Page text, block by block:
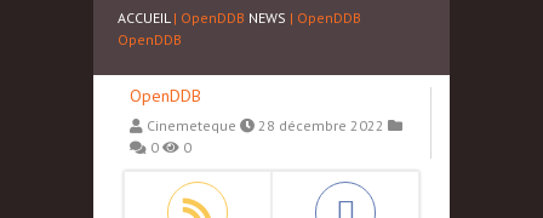
ACCUEIL | OpenDDB NEWS | OpenDDB
OpenDDB
OpenDDB
Cinemeteque
28 décembre 2022
0
0